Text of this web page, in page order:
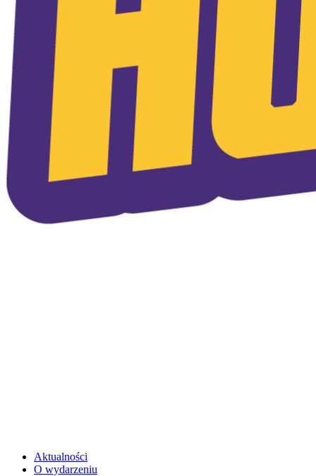
Aktualności
O wydarzeniu